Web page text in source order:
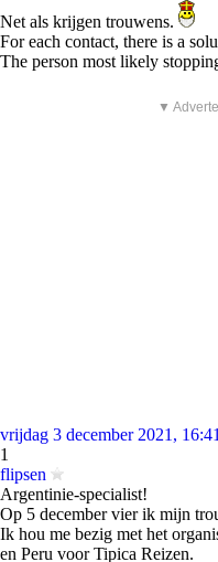
Net als krijgen trouwens.
For each contact, there is a
The person most likely
▼
vrijdag 3 december 2021,
1
flipsen
Argentinie-specialist!
Op 5 december vier ik mijn
Ik hou me bezig met het
en Peru voor Tipica Reizen.